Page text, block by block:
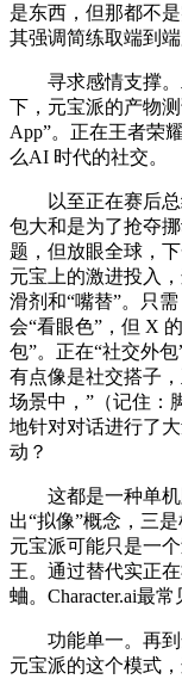
是东西，但那都不
其强调简练取端到端
寻求感情支撑。
下，元宝派的产物
App”。正在王者荣
么AI 时代的社交。
以至正在赛后总
包大和是为了抢夺
题，但放眼全球，
元宝上的激进投入
滑剂和“嘴替”。只
会“看眼色”，但 X
包”。正在“社交外
有点像是社交搭子
场景中，”（记住：
地针对对话进行了
动？
这都是一种单机
出“拟像”概念，三
元宝派可能只是一
王。通过替代实正
蛐。Character.ai最
功能单一。再到
元宝派的这个模式